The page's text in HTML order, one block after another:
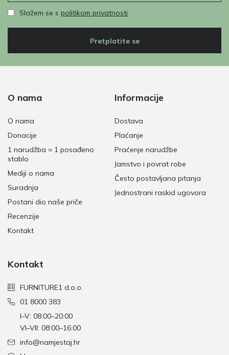
Slažem se s politikom privatnosti
Pretplatite se
O nama
O nama
Donacije
1 narudžba = 1 posađeno
stablo
Mediji o nama
Suradnja
Postani dio naše priče
Recenzije
Kontakt
Informacije
Dostava
Plaćanje
Praćenje narudžbe
Jamstvo i povrat robe
Često postavljana pitanja
Jednostrani raskid ugovora
Kontakt
FURNITURE1 d.o.o.
01 8000 383
I–V: 08:00–20:00
VI–VII: 08:00–16:00
info@namjestaj.hr